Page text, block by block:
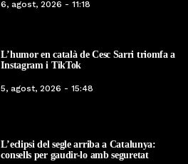
6, agost, 2026 - 11:18
L’humor en català de Cesc Sarri triomfa a
Instagram i TikTok
5, agost, 2026 - 15:48
L’eclipsi del segle arriba a Catalunya:
consells per gaudir-lo amb seguretat